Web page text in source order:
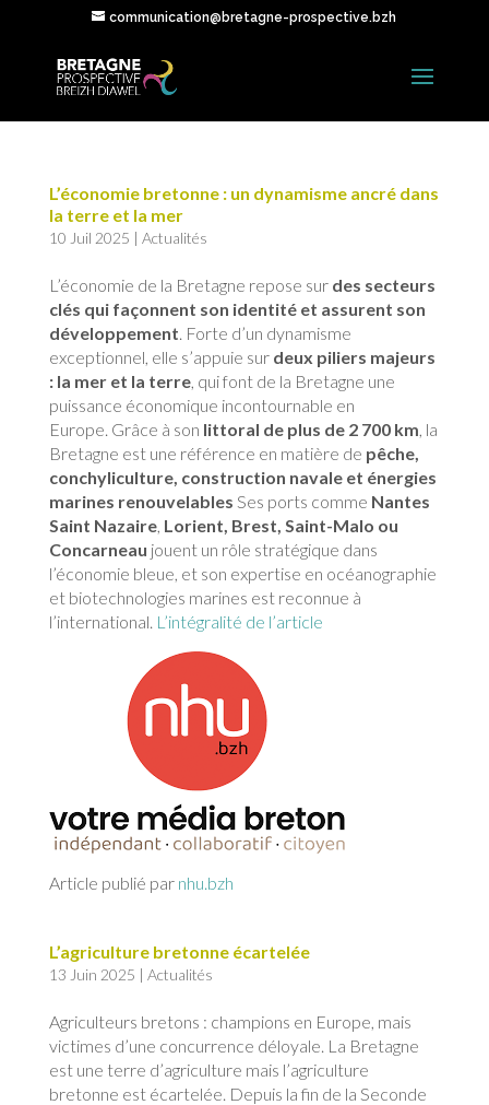
communication@bretagne-prospective.bzh
L’économie bretonne : un dynamisme ancré dans
la terre et la mer
10 Juil 2025 | Actualités
L’économie de la Bretagne repose sur des secteurs
clés qui façonnent son identité et assurent son
développement. Forte d’un dynamisme
exceptionnel, elle s’appuie sur deux piliers majeurs
: la mer et la terre, qui font de la Bretagne une
puissance économique incontournable en
Europe. Grâce à son littoral de plus de 2 700 km, la
Bretagne est une référence en matière de pêche,
conchyliculture, construction navale et énergies
marines renouvelables Ses ports comme Nantes
Saint Nazaire, Lorient, Brest, Saint-Malo ou
Concarneau jouent un rôle stratégique dans
l’économie bleue, et son expertise en océanographie
et biotechnologies marines est reconnue à
l’international. L’intégralité de l’article
Article publié par nhu.bzh
L’agriculture bretonne écartelée
13 Juin 2025 | Actualités
Agriculteurs bretons : champions en Europe, mais
victimes d’une concurrence déloyale. La Bretagne
est une terre d’agriculture mais l’agriculture
bretonne est écartelée. Depuis la fin de la Seconde